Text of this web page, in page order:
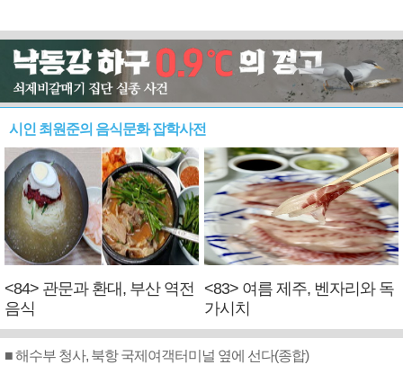
시인 최원준의 음식문화 잡학사전
<84> 관문과 환대, 부산 역전
음식
<83> 여름 제주, 벤자리와 독
가시치
■ 해수부 청사, 북항 국제여객터미널 옆에 선다(종합)